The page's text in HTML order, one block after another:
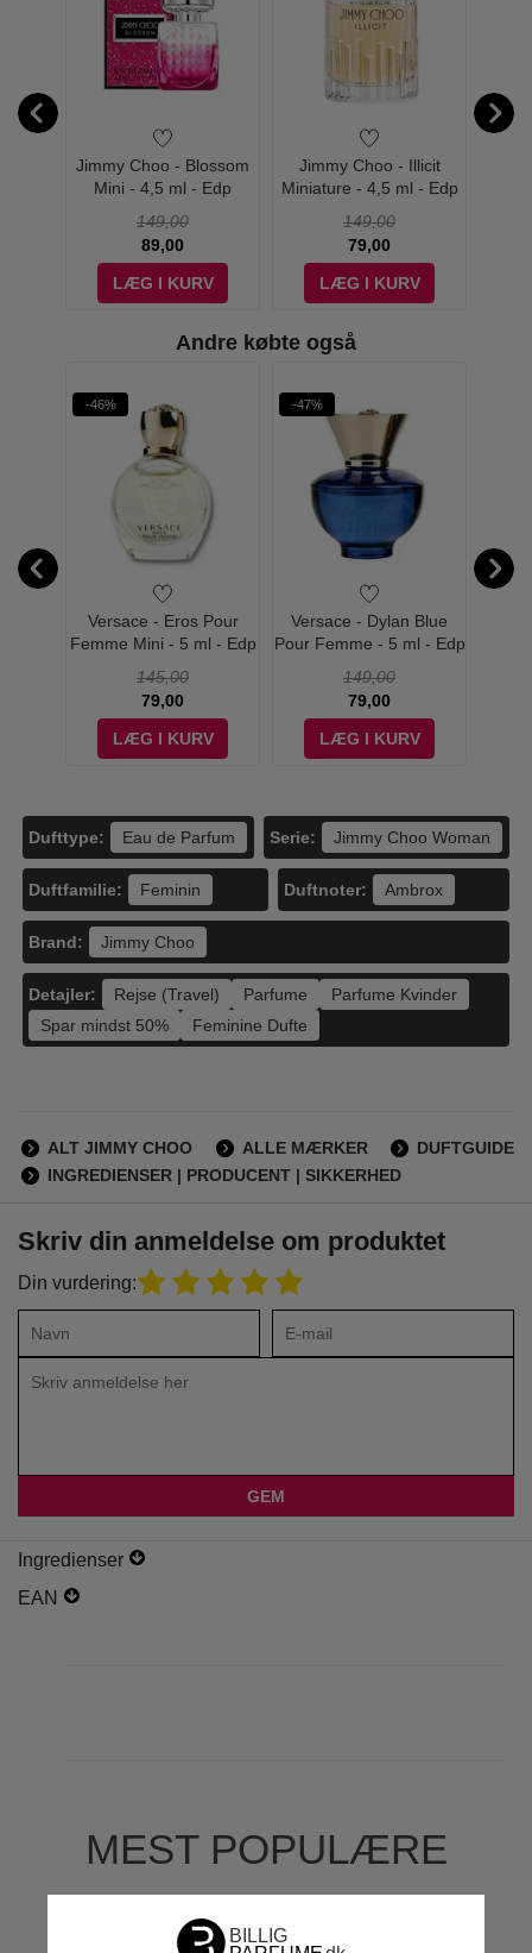
Jimmy Choo - Blossom
Mini - 4,5 ml - Edp
149,00
89,00
LÆG I KURV
Jimmy Choo - Illicit
Miniature - 4,5 ml - Edp
149,00
79,00
LÆG I KURV
Andre købte også
-46%
Versace - Eros Pour
Femme Mini - 5 ml - Edp
145,00
79,00
LÆG I KURV
-47%
Versace - Dylan Blue
Pour Femme - 5 ml - Edp
149,00
79,00
LÆG I KURV
Dufttype: Eau de Parfum
Duftfamilie: Feminin Duftnoter: Ambrox
Serie: Jimmy Choo Woman
Brand: Jimmy Choo
Detajler: Rejse (Travel) Parfume
Parfume Kvinder
Spar mindst 50%
Feminine Dufte
ALT JIMMY CHOO ALLE MÆRKER
DUFTGUIDE
INGREDIENSER | PRODUCENT | SIKKERHED
Skriv din anmeldelse om produktet
Din vurdering:
Ingredienser
EAN
MEST POPULÆRE
MÆRKER